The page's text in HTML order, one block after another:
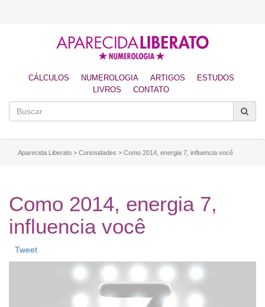
CÁLCULOS NUMEROLOGIA ARTIGOS
ESTUDOS
LIVROS
CONTATO
Aparecida Liberato > Curiosidades > Como 2014, energia 7, influencia você
Como 2014, energia 7,
influencia você
Tweet